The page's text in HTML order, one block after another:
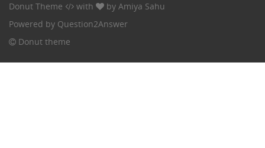
Donut Theme with by Amiya Sahu
Powered by Question2Answer
Donut theme